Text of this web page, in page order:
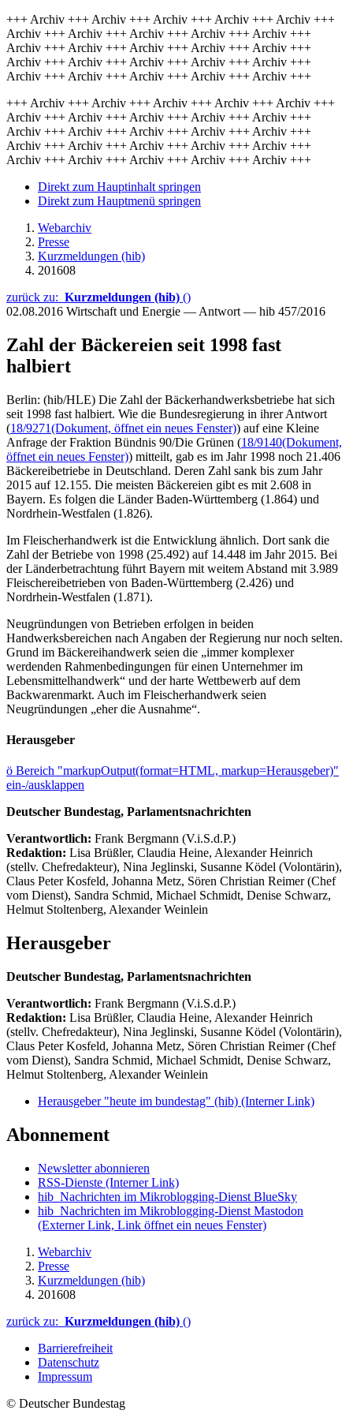
+++ Archiv +++ Archiv +++ Archiv +++ Archiv +++ Archiv +++
Archiv +++ Archiv +++ Archiv +++ Archiv +++ Archiv +++
Archiv +++ Archiv +++ Archiv +++ Archiv +++ Archiv +++
Archiv +++ Archiv +++ Archiv +++ Archiv +++ Archiv +++
Archiv +++ Archiv +++ Archiv +++ Archiv +++ Archiv +++
+++ Archiv +++ Archiv +++ Archiv +++ Archiv +++ Archiv +++
Archiv +++ Archiv +++ Archiv +++ Archiv +++ Archiv +++
Archiv +++ Archiv +++ Archiv +++ Archiv +++ Archiv +++
Archiv +++ Archiv +++ Archiv +++ Archiv +++ Archiv +++
Archiv +++ Archiv +++ Archiv +++ Archiv +++ Archiv +++
Direkt zum Hauptinhalt springen
Direkt zum Hauptmenü springen
Webarchiv
Presse
Kurzmeldungen (hib)
201608
zurück zu: Kurzmeldungen (hib) ()
02.08.2016 Wirtschaft und Energie — Antwort — hib 457/2016
Zahl der Bäckereien seit 1998 fast
halbiert
Berlin: (hib/HLE) Die Zahl der Bäckerhandwerksbetriebe hat sich
seit 1998 fast halbiert. Wie die Bundesregierung in ihrer Antwort
(18/9271(Dokument, öffnet ein neues Fenster)) auf eine Kleine
Anfrage der Fraktion Bündnis 90/Die Grünen (18/9140(Dokument,
öffnet ein neues Fenster)) mitteilt, gab es im Jahr 1998 noch 21.406
Bäckereibetriebe in Deutschland. Deren Zahl sank bis zum Jahr
2015 auf 12.155. Die meisten Bäckereien gibt es mit 2.608 in
Bayern. Es folgen die Länder Baden-Württemberg (1.864) und
Nordrhein-Westfalen (1.826).
Im Fleischerhandwerk ist die Entwicklung ähnlich. Dort sank die
Zahl der Betriebe von 1998 (25.492) auf 14.448 im Jahr 2015. Bei
der Länderbetrachtung führt Bayern mit weitem Abstand mit 3.989
Fleischereibetrieben von Baden-Württemberg (2.426) und
Nordrhein-Westfalen (1.871).
Neugründungen von Betrieben erfolgen in beiden
Handwerksbereichen nach Angaben der Regierung nur noch selten.
Grund im Bäckereihandwerk seien die „immer komplexer
werdenden Rahmenbedingungen für einen Unternehmer im
Lebensmittelhandwerk“ und der harte Wettbewerb auf dem
Backwarenmarkt. Auch im Fleischerhandwerk seien
Neugründungen „eher die Ausnahme“.
Herausgeber
ö Bereich "markupOutput(format=HTML, markup=Herausgeber)"
ein-/ausklappen
Deutscher Bundestag, Parlamentsnachrichten
Verantwortlich: Frank Bergmann (V.i.S.d.P.)
Redaktion: Lisa Brüßler, Claudia Heine, Alexander Heinrich
(stellv. Chefredakteur), Nina Jeglinski, Susanne Ködel (Volontärin),
Claus Peter Kosfeld, Johanna Metz, Sören Christian Reimer (Chef
vom Dienst), Sandra Schmid, Michael Schmidt, Denise Schwarz,
Helmut Stoltenberg, Alexander Weinlein
Herausgeber
Deutscher Bundestag, Parlamentsnachrichten
Verantwortlich: Frank Bergmann (V.i.S.d.P.)
Redaktion: Lisa Brüßler, Claudia Heine, Alexander Heinrich
(stellv. Chefredakteur), Nina Jeglinski, Susanne Ködel (Volontärin),
Claus Peter Kosfeld, Johanna Metz, Sören Christian Reimer (Chef
vom Dienst), Sandra Schmid, Michael Schmidt, Denise Schwarz,
Helmut Stoltenberg, Alexander Weinlein
Herausgeber "heute im bundestag" (hib) (Interner Link)
Abonnement
Newsletter abonnieren
RSS-Dienste (Interner Link)
hib_Nachrichten im Mikroblogging-Dienst BlueSky
hib_Nachrichten im Mikroblogging-Dienst Mastodon
(Externer Link, Link öffnet ein neues Fenster)
Webarchiv
Presse
Kurzmeldungen (hib)
201608
zurück zu: Kurzmeldungen (hib) ()
Barrierefreiheit
Datenschutz
Impressum
© Deutscher Bundestag